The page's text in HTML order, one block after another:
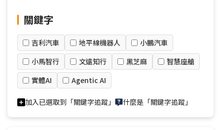
關鍵字
吉利汽車 地平線機器人
小鵬汽車
小馬智行
文遠知行 黑芝麻
智慧座艙
實體AI
Agentic AI
加入已選取到「關鍵字追蹤」 什麼是「關鍵字追蹤」